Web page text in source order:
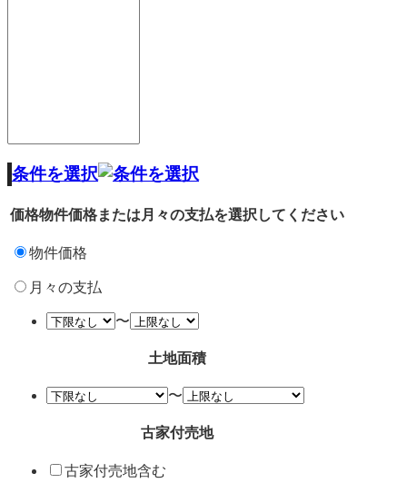
条件を選択
価格物件価格または月々の支払を選択してください
物件価格
月々の支払
〜
土地面積
〜
古家付売地
古家付売地含む